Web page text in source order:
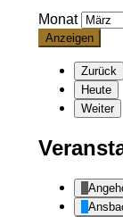
Monat
Zurück
Heute
Weiter